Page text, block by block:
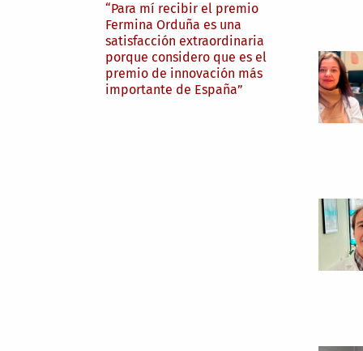
“Para mí recibir el premio
Fermina Orduña es una
satisfacción extraordinaria
porque considero que es el
premio de innovación más
importante de España”